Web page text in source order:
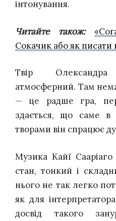
інтонування.
Читайте також:
Сокачик або як
Твір
атмосферний. Там
— це радше гра,
здається, що саме в
творами він спрацює
Музика Кайї
стан, тонкий і
нього не так легко
як для
досвід такого